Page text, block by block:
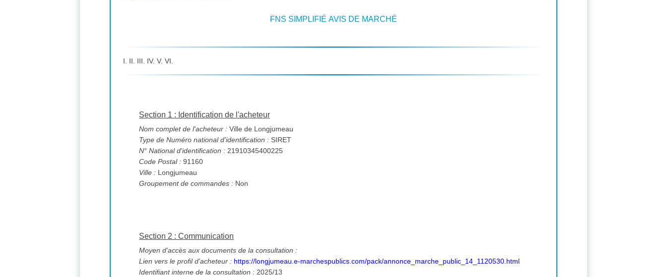
FNS SIMPLIFIÉ AVIS DE MARCHÉ
I. II. III. IV. V. VI.
Section 1 : Identification de l'acheteur
Nom complet de l'acheteur : Ville de Longjumeau
Type de Numéro national d'identification : SIRET
N° National d'identification : 21910345400225
Code Postal : 91160
Ville : Longjumeau
Groupement de commandes : Non
Section 2 : Communication
Moyen d'accès aux documents de la consultation :
Lien vers le profil d'acheteur : https://longjumeau.e-marchespublics.com/pack/annonce_marche_public_14_1120530.html
Identifiant interne de la consultation : 2025/13